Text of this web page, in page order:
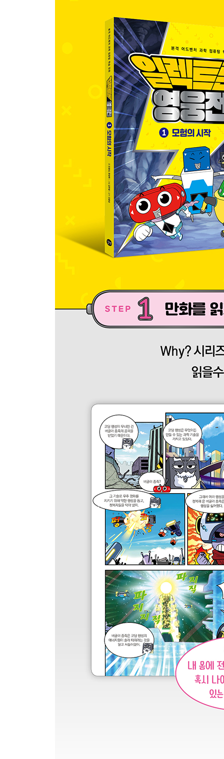
[개념 톡톡!] 멜로디IC에 대해 자세히 알아볼까요?
7화 문지기를 깨워라
[개념 톡톡!] 모터에 대해 자세히 알아볼까요?
[개념 톡톡!] 서보 모터에 대해 자세히 알아볼까요?
8화 파우를 되살려라
[개념 톡톡!] 콘덴서에 대해 자세히 알아볼까요?
[개념 톡톡!] ‘전자’란 무엇일까요?
9화 현자 트랜지스터
[개념 톡톡!] 트랜지스터에 대해 자세히 알아볼까요
10화 에너지를 만들어라
[개념 톡톡!] 태양 전지에 대해 자세히 알아볼까요?
11화 마이크로비트를 만나다
[개념 톡톡!] 마이크로비트를 소개합니다
[개념 톡톡!] 컴퓨터와 쉽게 대화하기 위한 블록 코
부록: 전자화로 실험 키트 소개